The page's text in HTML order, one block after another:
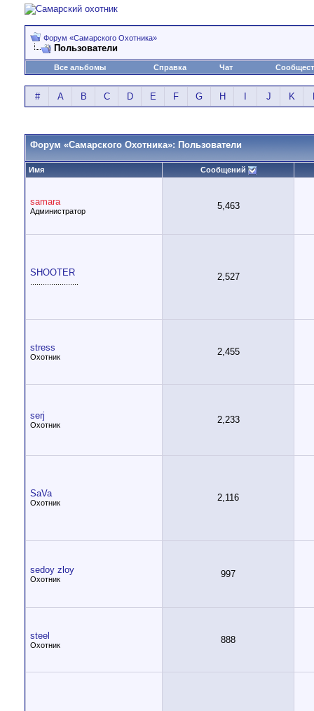
Форум «Самарского Охотника»
Пользователи
Все альбомы Справка Чат
# A B C D E F G H J K
Форум «Самарского Охотника»: Пользователи
Имя Сообщений
samara
Администратор 5,463
SHOOTER 2,527
stress
Охотник 2,455
serj
Охотник 2,233
SaVa
Охотник 2,116
sedoy zloy
Охотник 997
steel
Охотник 888